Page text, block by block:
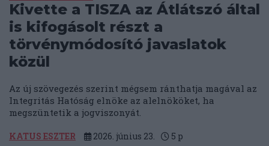
Kivette a TISZA az Átlátszó által
is kifogásolt részt a
törvénymódosító javaslatok
közül
Az új szövegezés szerint mégsem ránthatja magával az
Integritás Hatóság elnöke az alelnököket, ha
megszüntetik a jogviszonyát.
KATUS ESZTER 2026. június 23. 5 p